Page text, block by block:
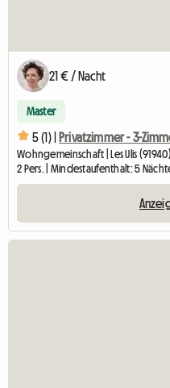
21 € / Nacht
Master
5 (1) | Privatzimmer - 3-
Wohngemeinschaft | Les Ulis
2 Pers. | Mindestaufenthalt: 5